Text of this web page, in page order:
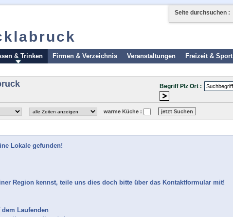
Seite durchsuchen :
& Trinken Firmen & Verzeichnis Veranstaltungen Freizeit & Sport
Begriff Plz Ort :
warme Küche :
Lokale gefunden!
Region kennst, teile uns dies doch bitte über das Kontaktformular mit!
Laufenden